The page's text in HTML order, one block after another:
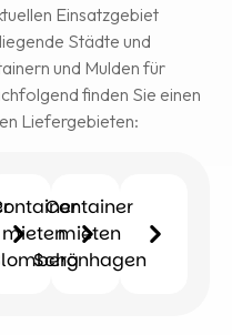
Einsatzgebiet
Städte und
und Mulden für
finden Sie einen
Liefergebieten:
mieten
Container
mieten
Schönhagen